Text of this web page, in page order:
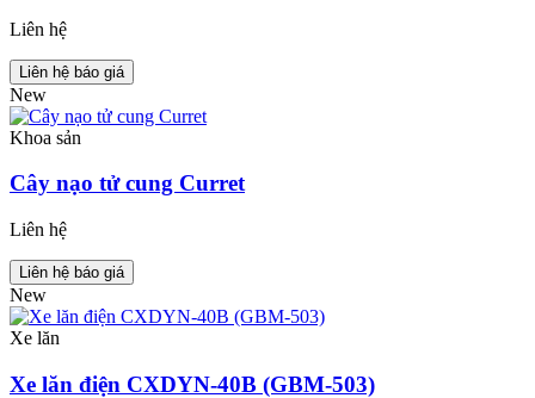
Liên hệ
Liên hệ báo giá
New
Khoa sản
Cây nạo tử cung Curret
Liên hệ
Liên hệ báo giá
New
Xe lăn
Xe lăn điện CXDYN-40B (GBM-503)